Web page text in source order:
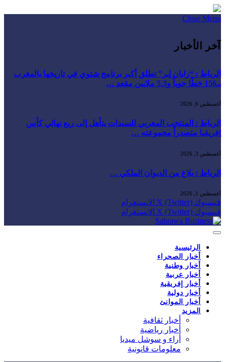
Close Menu
آخر الأخبار
الرباط : “رايان إير” تطلق أكبر برنامج شتوي في تاريخها بالمغرب
بـ156 خطًا جوياً و5.3 ملايين مقعد …
أغسطس 6, 2026
الرباط : المنتخب المغربي للسيدات يتأهل إلى ربع نهائي كأس
إفريقيا متصدراً مجموعته …
أغسطس 3, 2026
الرباط : بلاغ من الديوان الملكي …
أغسطس 1, 2026
فيسبوك X (Twitter) الانستغرام
فيسبوك X (Twitter) الانستغرام
الرئيسية
أخبار الصحراء
أخبار وطنية
أخبار عربية
أخبار إفريقية
أخبار دولية
أخبار الموانئ
المزيد
أخبار ثقافية
أخبار رياضية
أراء و سوشل ميديا
معلومات قانونية